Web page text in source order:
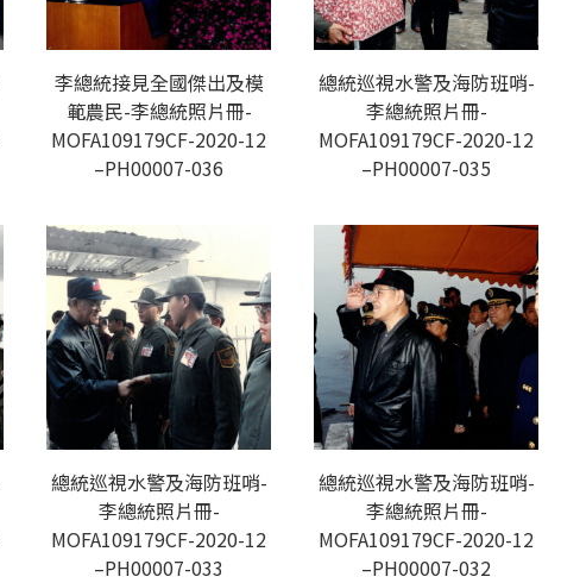
李總統接見全國傑出及模
範農民-李總統照片冊-
MOFA109179CF-2020-12
–PH00007-036
總統巡視水警及海防班哨-
李總統照片冊-
MOFA109179CF-2020-12
–PH00007-035
總統巡視水警及海防班哨-
李總統照片冊-
MOFA109179CF-2020-12
–PH00007-033
總統巡視水警及海防班哨-
李總統照片冊-
MOFA109179CF-2020-12
–PH00007-032